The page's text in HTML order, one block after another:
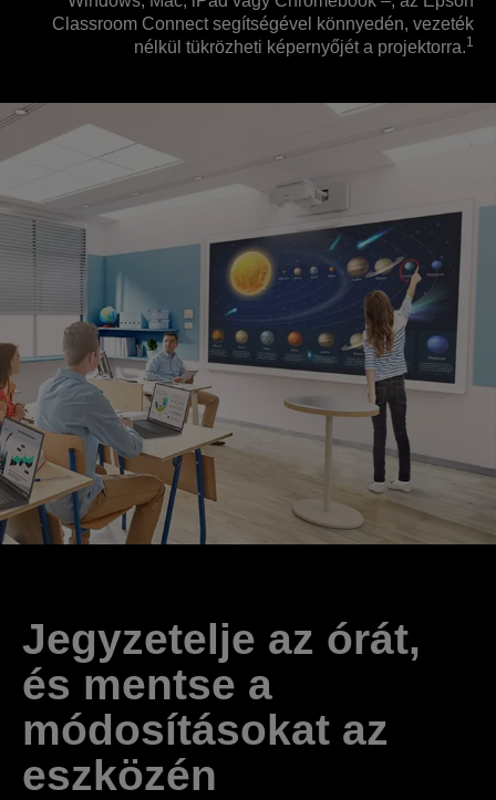
Classroom Connect segítségével könnyedén, vezeték
nélkül tükrözheti képernyőjét a projektorra.1
Jegyzetelje az órát,
és mentse a
módosításokat az
eszközén